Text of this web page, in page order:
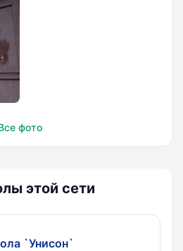
фото
этой сети
`Унисон`